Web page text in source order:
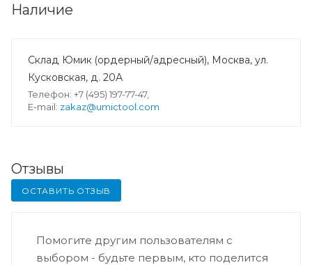
Наличие
Склад Юмик (ордерный/адресный), Москва, ул.
Кусковская, д. 20А
Телефон: +7 (495) 197-77-47,
E-mail: zakaz@umictool.com
Отзывы
ОСТАВИТЬ ОТЗЫВ
Помогите другим пользователям с
выбором - будьте первым, кто поделится